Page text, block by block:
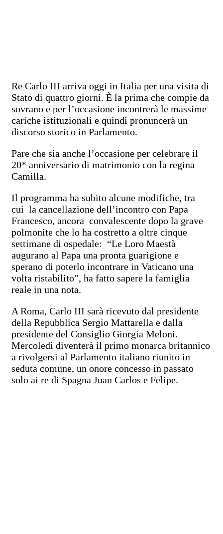
Re Carlo III arriva oggi in Italia per una visita di
Stato di quattro giorni. È la prima che compie da
sovrano e per l’occasione incontrerà le massime
cariche istituzionali e quindi pronuncerà un
discorso storico in Parlamento.
Pare che sia anche l’occasione per celebrare il
20* anniversario di matrimonio con la regina
Camilla.
Il programma ha subito alcune modifiche, tra
cui la cancellazione dell’incontro con Papa
Francesco, ancora convalescente dopo la grave
polmonite che lo ha costretto a oltre cinque
settimane di ospedale: “Le Loro Maestà
augurano al Papa una pronta guarigione e
sperano di poterlo incontrare in Vaticano una
volta ristabilito”, ha fatto sapere la famiglia
reale in una nota.
A Roma, Carlo III sarà ricevuto dal presidente
della Repubblica Sergio Mattarella e dalla
presidente del Consiglio Giorgia Meloni.
Mercoledì diventerà il primo monarca britannico
a rivolgersi al Parlamento italiano riunito in
seduta comune, un onore concesso in passato
solo ai re di Spagna Juan Carlos e Felipe.